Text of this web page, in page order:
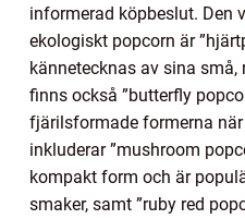
informerad köpbeslut. Den
ekologiskt popcorn är
kännetecknas av sina
finns också ”butterfly
fjärilsformade formerna
inkluderar ”mushroom
kompakt form och är
smaker, samt ”ruby red